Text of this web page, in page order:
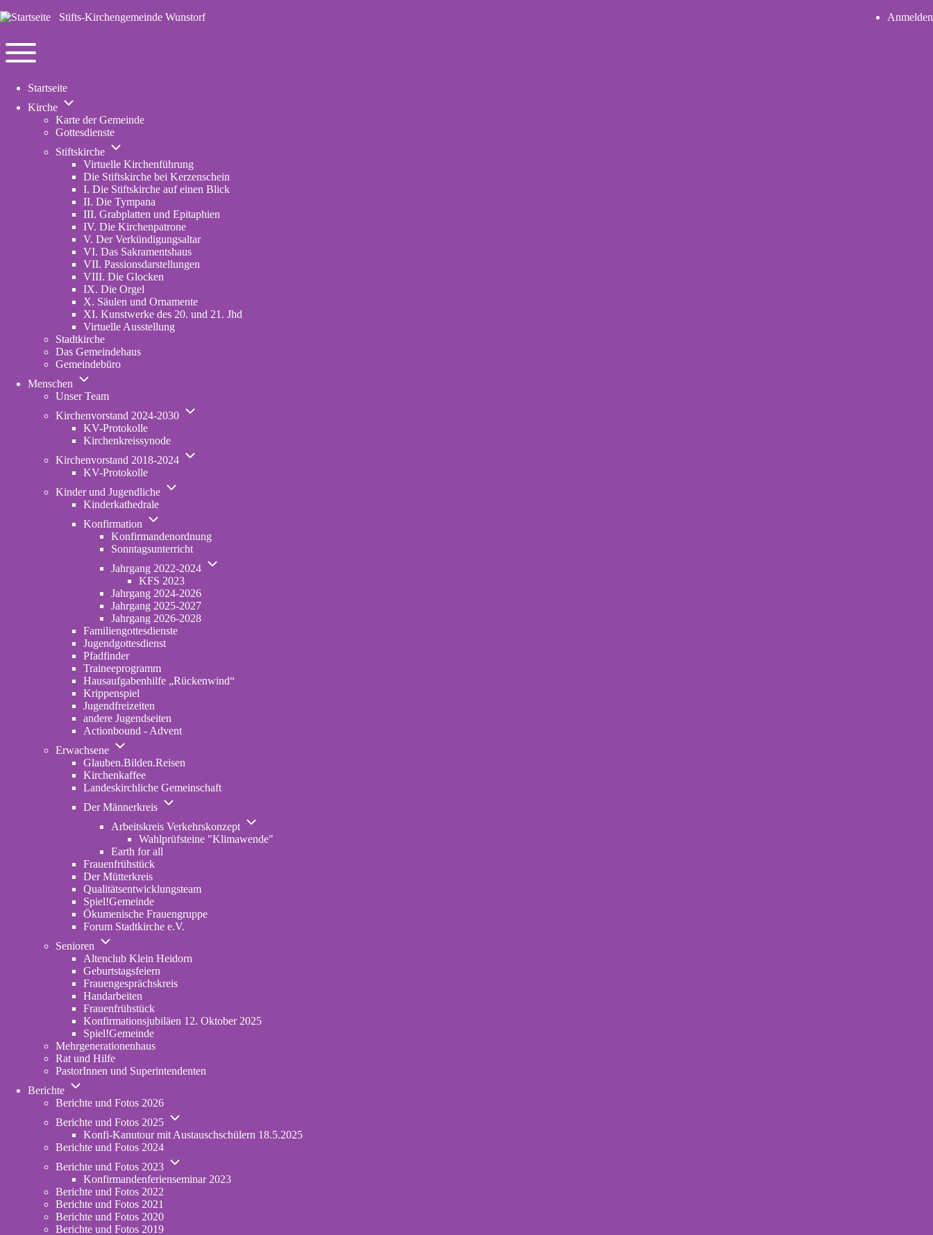
UserAnmelden
Stifts-Kirchengemeinde Wunstorf
Navigation
main
Startseite
Kirche
Unternavigation
Kirche
Karte der Gemeinde
Gottesdienste
Stiftskirche
Unternavigation
Stiftskirche
Virtuelle Kirchenführung
Die Stiftskirche bei Kerzenschein
I. Die Stiftskirche auf einen Blick
II. Die Tympana
III. Grabplatten und Epitaphien
IV. Die Kirchenpatrone
V. Der Verkündigungsaltar
VI. Das Sakramentshaus
VII. Passionsdarstellungen
VIII. Die Glocken
IX. Die Orgel
X. Säulen und Ornamente
XI. Kunstwerke des 20. und 21. Jhd
Virtuelle Ausstellung
Stadtkirche
Das Gemeindehaus
Gemeindebüro
Menschen
Unternavigation
Menschen
Unser Team
Kirchenvorstand 2024-2030
Unternavigation
2030
KV-Protokolle
Kirchenkreissynode
Kirchenvorstand 2018-2024
Unternavigation
KV-Protokolle
Kinder und Jugendliche
Unternavigation
Jugendliche
Kinderkathedrale
Konfirmation
Unternavigation
Konfirmation
Konfirmandenordnung
Sonntagsunterricht
Jahrgang 2022-2024
Unternavigation
KFS 2023
Jahrgang 2024-2026
Jahrgang 2025-2027
Jahrgang 2026-2028
Familiengottesdienste
Jugendgottesdienst
Pfadfinder(opens
in
new
tab)
Traineeprogramm
Hausaufgabenhilfe „Rückenwind“
Krippenspiel
Jugendfreizeiten
andere Jugendseiten
Actionbound - Advent
Erwachsene
Unternavigation
Erwachsene
Glauben.Bilden.Reisen
new
Kirchenkaffee
Landeskirchliche Gemeinschaft
Der Männerkreis
Unternavigation
Der
Männerkreis
Arbeitskreis Verkehrskonzept
Unternavigation
Arbeitskreis
Wahlprüfsteine "Klimawende"
Earth for all
Frauenfrühstück
Der Mütterkreis
Qualitätsentwicklungsteam
Spiel!Gemeinde
Ökumenische Frauengruppe
Forum Stadtkirche e.V.
tab)
Senioren
Unternavigation
Senioren
Altenclub Klein Heidorn
Geburtstagsfeiern
Frauengesprächskreis
Handarbeiten
Frauenfrühstück
Konfirmationsjubiläen 12. Oktober 2025
Spiel!Gemeinde
Mehrgenerationenhaus
new
Rat und Hilfe
PastorInnen und Superintendenten
Berichte
Unternavigation
Berichte
Berichte und Fotos 2026
Berichte und Fotos 2025
Unternavigation
Berichte
Fotos
2025
Konfi-Kanutour mit Austauschschülern 18.5.2025
Berichte und Fotos 2024
Berichte und Fotos 2023
Unternavigation
Berichte
Konfirmandenferienseminar 2023
Berichte und Fotos 2022
Berichte und Fotos 2021
Berichte und Fotos 2020
Berichte und Fotos 2019